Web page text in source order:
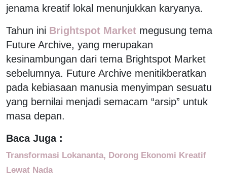
jenama kreatif lokal menunjukkan karyanya.
Tahun ini Brightspot Market megusung tema
Future Archive, yang merupakan
kesinambungan dari tema Brightspot Market
sebelumnya. Future Archive menitikberatkan
pada kebiasaan manusia menyimpan sesuatu
yang bernilai menjadi semacam “arsip” untuk
masa depan.
Baca Juga :
Transformasi Lokananta, Dorong Ekonomi Kreatif
Lewat Nada